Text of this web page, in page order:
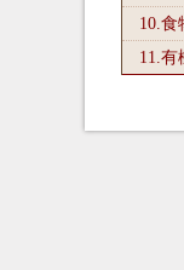
10.食
11.有